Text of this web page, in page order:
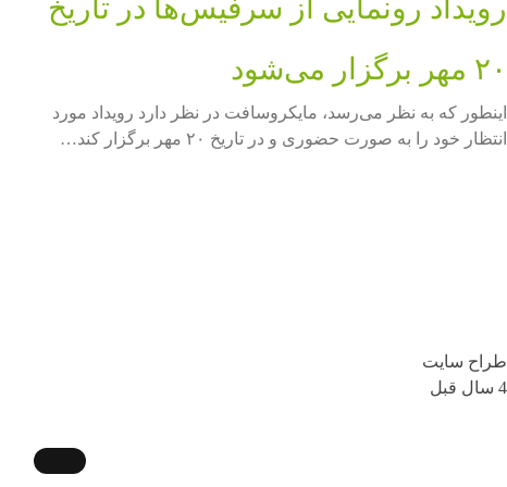
رویداد رونمایی از سرفیس‌ها در تاریخ
۲۰ مهر برگزار می‌شود
اینطور که به نظر می‌رسد، مایکروسافت در نظر دارد رویداد مورد
انتظار خود را به صورت حضوری و در تاریخ ۲۰ مهر برگزار کند…
طراح سایت
4 سال قبل